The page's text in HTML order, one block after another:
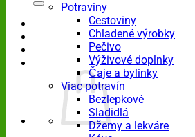
Potraviny
Cestoviny
Chladené výrobky
Pečivo
Výživové doplnky
Čaje a bylinky
Viac potravín
Bezlepkové
Sladidlá
Džemy a lekváre